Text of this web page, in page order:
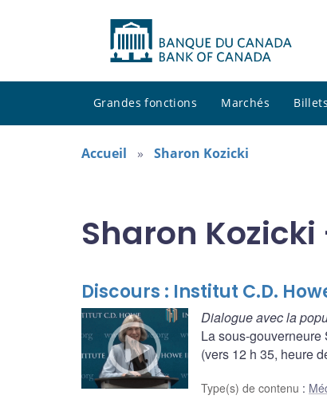
Grandes fonctions Marchés
Accueil Sharon Kozicki
Sharon
Discours : Institut C.D.
Dialogue avec la
La sous-gouverneure
(vers 12 h 35, heure
Type(s) de contenu :